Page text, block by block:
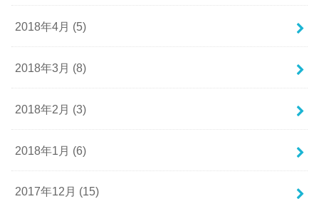
2018年4月 (5)
2018年3月 (8)
2018年2月 (3)
2018年1月 (6)
2017年12月 (15)